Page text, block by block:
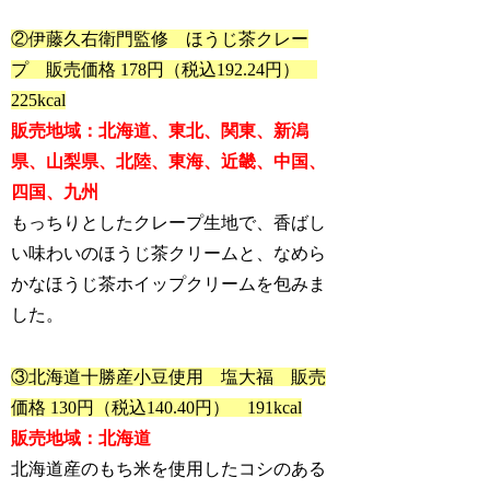
②伊藤久右衛門監修 ほうじ茶クレー
プ 販売価格 178円（税込192.24円）
225kcal
販売地域：北海道、東北、関東、新潟
県、山梨県、北陸、東海、近畿、中国、
四国、九州
もっちりとしたクレープ生地で、香ばし
い味わいのほうじ茶クリームと、なめら
かなほうじ茶ホイップクリームを包みま
した。
③北海道十勝産小豆使用 塩大福 販売
価格 130円（税込140.40円） 191kcal
販売地域：北海道
北海道産のもち米を使用したコシのある